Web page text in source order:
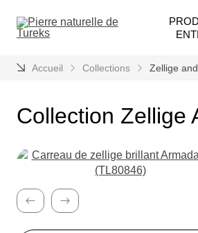
Accueil Collections Zellige
Collection Zellige
PrécédentSuivant